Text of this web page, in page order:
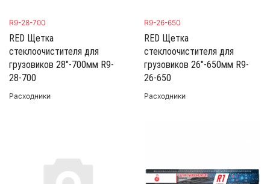
R9-28-700
RED Щетка
стеклоочистителя для
грузовиков 28"-700мм R9-
28-700
Расходники
R9-26-650
RED Щетка
стеклоочистителя для
грузовиков 26"-650мм R9-
26-650
Расходники